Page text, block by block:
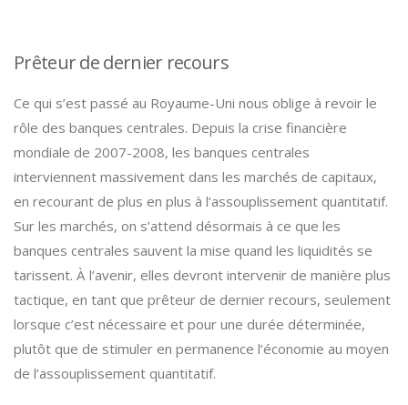
Prêteur de dernier recours
Ce qui s’est passé au Royaume-Uni nous oblige à revoir le
rôle des banques centrales. Depuis la crise financière
mondiale de 2007-2008, les banques centrales
interviennent massivement dans les marchés de capitaux,
en recourant de plus en plus à l’assouplissement quantitatif.
Sur les marchés, on s’attend désormais à ce que les
banques centrales sauvent la mise quand les liquidités se
tarissent. À l’avenir, elles devront intervenir de manière plus
tactique, en tant que prêteur de dernier recours, seulement
lorsque c’est nécessaire et pour une durée déterminée,
plutôt que de stimuler en permanence l’économie au moyen
de l’assouplissement quantitatif.